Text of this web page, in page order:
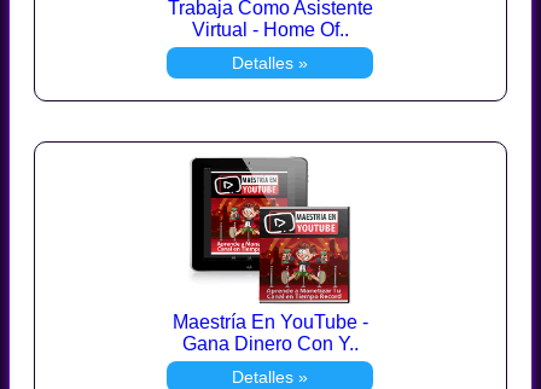
Trabaja Como Asistente
Virtual - Home Of..
Detalles »
Maestría En YouTube -
Gana Dinero Con Y..
Detalles »